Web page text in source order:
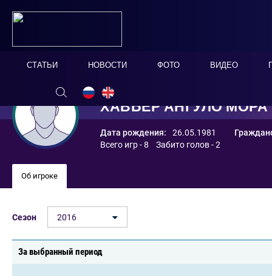
СТАТЬИ НОВОСТИ ФОТО ВИДЕО
ХАВЬЕР АНГУЛО МОРА
Дата рождения: 26.05.1981
Всего игр - 8 Забито голов - 2
Об игроке
Сезон 2016
За выбранный период